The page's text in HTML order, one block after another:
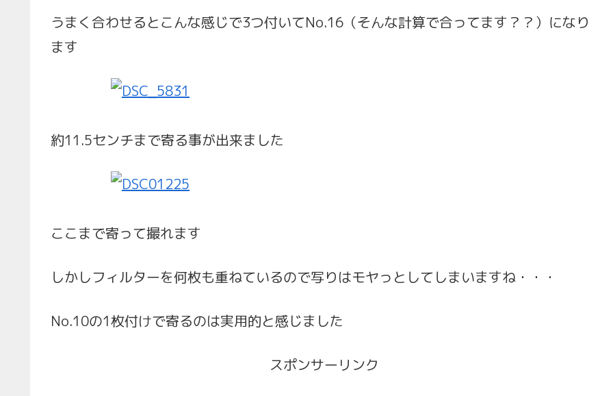
うまく合わせるとこんな感じで3つ付いてNo.16（そんな計算で合ってます？？）になり
ます
約11.5センチまで寄る事が出来ました
ここまで寄って撮れます
しかしフィルターを何枚も重ねているので写りはモヤっとしてしまいますね・・・
No.10の1枚付けで寄るのは実用的と感じました
スポンサーリンク